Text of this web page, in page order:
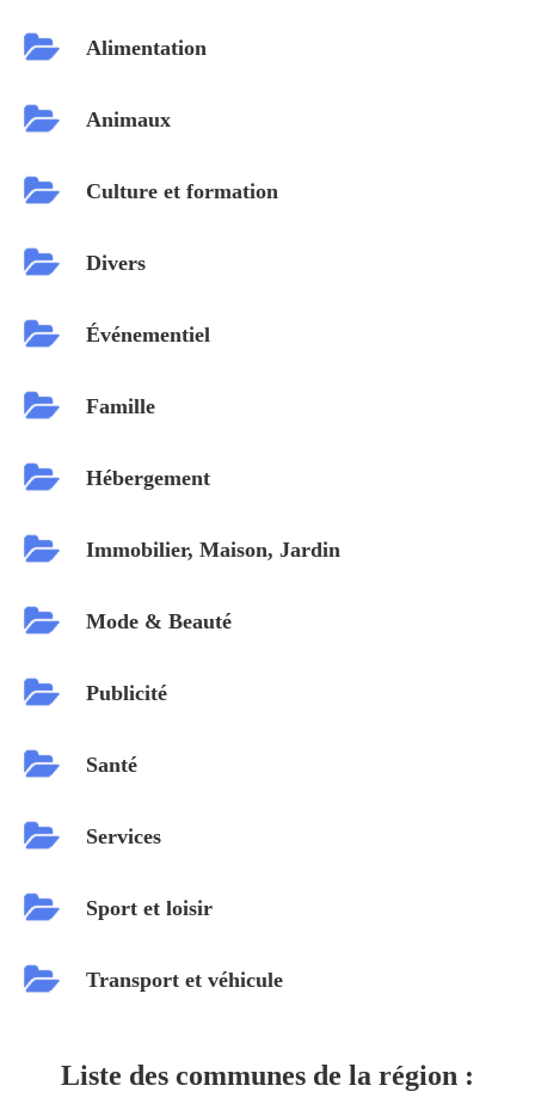
Alimentation
Animaux
Culture et formation
Divers
Événementiel
Famille
Hébergement
Immobilier, Maison, Jardin
Mode & Beauté
Publicité
Santé
Services
Sport et loisir
Transport et véhicule
Liste des communes de la région :